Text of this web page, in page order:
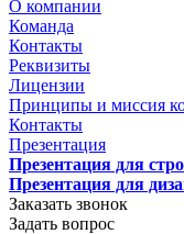
О компании
Команда
Контакты
Реквизиты
Лицензии
Принципы и миссия
Контакты
Презентация
Презентация для
Презентация для
Заказать звонок
Задать вопрос